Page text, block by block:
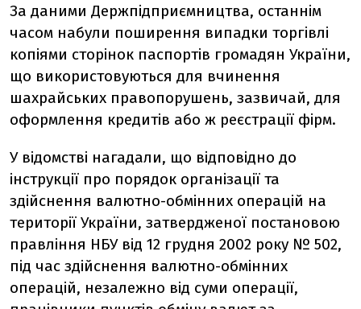
За даними Держпідприємництва, останнім
часом набули поширення випадки торгівлі
копіями сторінок паспортів громадян України,
що використовуються для вчинення
шахрайських правопорушень, зазвичай, для
оформлення кредитів або ж реєстрації фірм.
У відомстві нагадали, що відповідно до
інструкції про порядок організації та
здійснення валютно-обмінних операцій на
території України, затвердженої постановою
правління НБУ від 12 грудня 2002 року № 502,
під час здійснення валютно-обмінних
операцій, незалежно від суми операції,